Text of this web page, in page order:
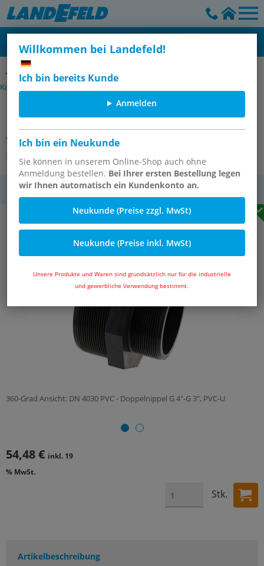
Willkommen bei Landefeld!
Ich bin bereits Kunde
Anmelden
Ich bin ein Neukunde
Sie können in unserem Online-Shop auch ohne
Anmeldung bestellen. Bei Ihrer ersten Bestellung legen
wir Ihnen automatisch ein Kundenkonto an.
Neukunde (Preise zzgl. MwSt)
Neukunde (Preise inkl. MwSt)
Unsere Produkte und Waren sind grundsätzlich nur für die industrielle
und gewerbliche Verwendung bestimmt.
Doppelnippel mit zylindrischem Gewinde - PVC-U (nur für
Kunststoffgewinde), PN 16
Doppelnippel G 4"-G 3", PVC-U
Artikelnummer: DN 4030 PVC
Andere Varianten des Artikels
360-Grad Ansicht: DN 4030 PVC - Doppelnippel G 4"-G 3", PVC-U
54,48 € inkl. 19
% MwSt.
Stk.
Artikelbeschreibung